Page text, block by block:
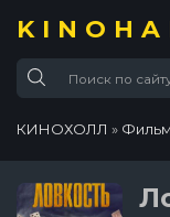
КИНОХОЛЛ »